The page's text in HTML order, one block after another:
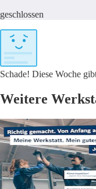
geschlossen
Schade! Diese Woche
Weitere